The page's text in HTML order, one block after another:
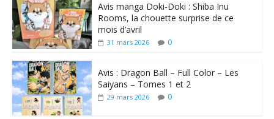
Avis manga Doki-Doki : Shiba Inu
Rooms, la chouette surprise de ce
mois d’avril
31 mars 2026 0
Avis : Dragon Ball – Full Color – Les
Saiyans – Tomes 1 et 2
29 mars 2026 0